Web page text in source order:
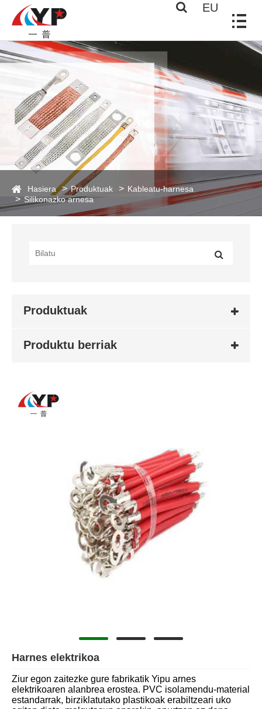
EU
Hasiera Produktuak
Kableatu-harnesa
Silikonazko arnesa
Produktuak
Produktu berriak
Harnes elektrikoa
Ziur egon zaitezke gure fabrikatik Yipu arnes
elektrikoaren alanbrea erostea. PVC isolamendu-material
estandarrak, birziklatutako plastikoak erabiltzeari uko